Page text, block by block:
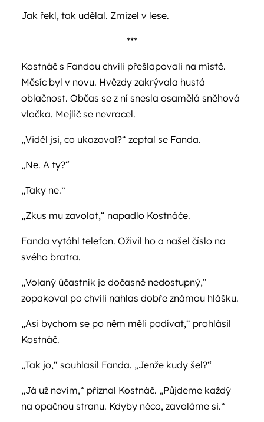
Jak řekl, tak udělal. Zmizel v lese.
***
Kostnáč s Fandou chvíli přešlapovali na místě.
Měsíc byl v novu. Hvězdy zakrývala hustá
oblačnost. Občas se z ní snesla osamělá sněhová
vločka. Mejlič se nevracel.
„Viděl jsi, co ukazoval?“ zeptal se Fanda.
„Ne. A ty?“
„Taky ne.“
„Zkus mu zavolat,“ napadlo Kostnáče.
Fanda vytáhl telefon. Oživil ho a našel číslo na
svého bratra.
„Volaný účastník je dočasně nedostupný,“
zopakoval po chvíli nahlas dobře známou hlášku.
„Asi bychom se po něm měli podívat,“ prohlásil
Kostnáč.
„Tak jo,“ souhlasil Fanda. „Jenže kudy šel?“
„Já už nevím,“ přiznal Kostnáč. „Půjdeme každý
na opačnou stranu. Kdyby něco, zavoláme si.“